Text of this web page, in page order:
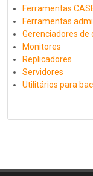
Ferramentas
Ferramentas
Gerenciadores de
Monitores
Replicadores
Servidores
Utilitários para